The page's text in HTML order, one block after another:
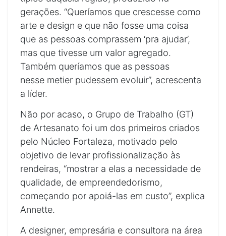
gerações. “Queríamos que crescesse como
arte e design e que não fosse uma coisa
que as pessoas comprassem ‘pra ajudar’,
mas que tivesse um valor agregado.
Também queríamos que as pessoas
nesse metier pudessem evoluir”, acrescenta
a líder.
Não por acaso, o Grupo de Trabalho (GT)
de Artesanato foi um dos primeiros criados
pelo Núcleo Fortaleza, motivado pelo
objetivo de levar profissionalização às
rendeiras, “mostrar a elas a necessidade de
qualidade, de empreendedorismo,
começando por apoiá-las em custo”, explica
Annette.
A designer, empresária e consultora na área